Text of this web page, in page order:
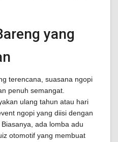
yang
terencana, suasana ngopi
penuh semangat.
ulang tahun atau hari
ngopi yang diisi dengan
ada lomba adu
otomotif yang membuat